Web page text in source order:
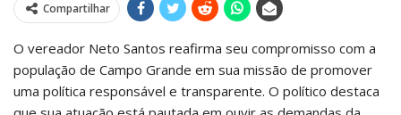
Compartilhar
O vereador Neto Santos reafirma seu compromisso com a
população de Campo Grande em sua missão de promover
uma política responsável e transparente. O político destaca